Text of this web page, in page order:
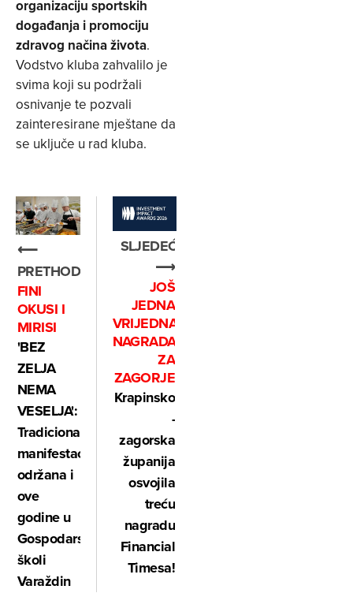
organizaciju sportskih
događanja i promociju
zdravog načina života.
Vodstvo kluba zahvalilo je
svima koji su podržali
osnivanje te pozvali
zainteresirane mještane da
se uključe u rad kluba.
⟵
PRETHODNO
FINI
OKUSI I
MIRISI
'BEZ
ZELJA
NEMA
VESELJA':
Tradicionalna
manifestacija
održana i
ove
godine u
Gospodarskoj
školi
Varaždin
SLJEDEĆE
⟶
JOŠ
JEDNA
VRIJEDNA
NAGRADA
ZA
ZAGORJE
Krapinsko
-
zagorska
županija
osvojila
treću
nagradu
Financial
Timesa!